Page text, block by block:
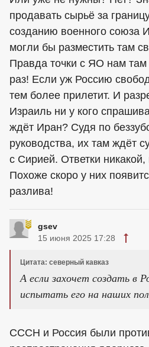
продавать сырьё за
созданию военного союза
могли бы разместить там
Правда точки с ЯО нам
раз! Если уж Россию
тем более прилетит. И
Израиль ни у кого
ждёт Иран? Судя по
руководства, их там ждёт
с Сирией. Ответки никакой,
Похоже скоро у них
разлива!
gsev
15 июня 2025 17:28
Цитата: северный кавказ
А если захочет создать в
испытать его на наших
CCCH и Россия были